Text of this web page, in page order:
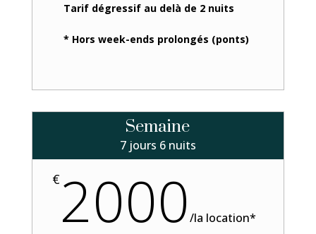
Tarif dégressif au delà de 2 nuits
* Hors week-ends prolongés (ponts)
Semaine
7 jours 6 nuits
€2000 /la location*